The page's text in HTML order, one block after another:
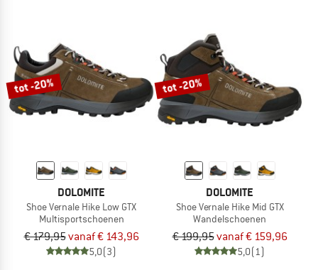
tot -20%
DOLOMITE
Shoe Vernale Hike Low GTX
Multisportschoenen
€ 179,95vanaf € 143,96
5,0(3)
tot -20%
DOLOMITE
Shoe Vernale Hike Mid GTX
Wandelschoenen
€ 199,95vanaf € 159,96
5,0(1)